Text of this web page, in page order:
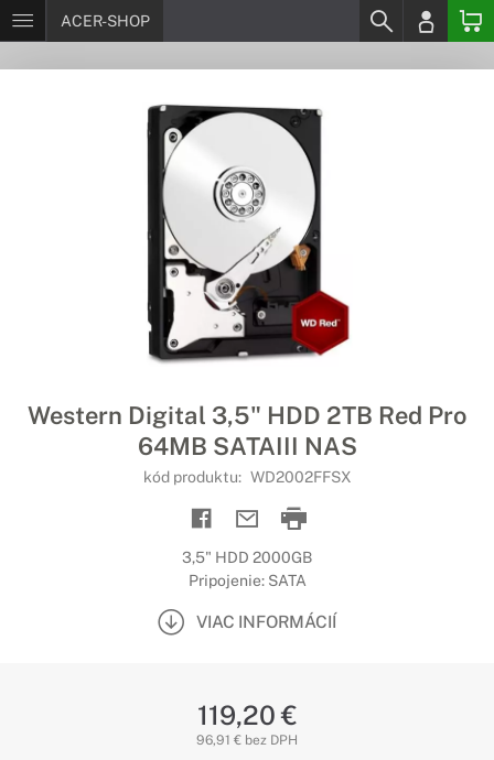
ACER-SHOP
Western Digital 3,5" HDD 2TB Red Pro
64MB SATAIII NAS
kód produktu: WD2002FFSX
3,5" HDD 2000GB
Pripojenie: SATA
VIAC INFORMÁCIÍ
119,20 €
96,91 € bez DPH